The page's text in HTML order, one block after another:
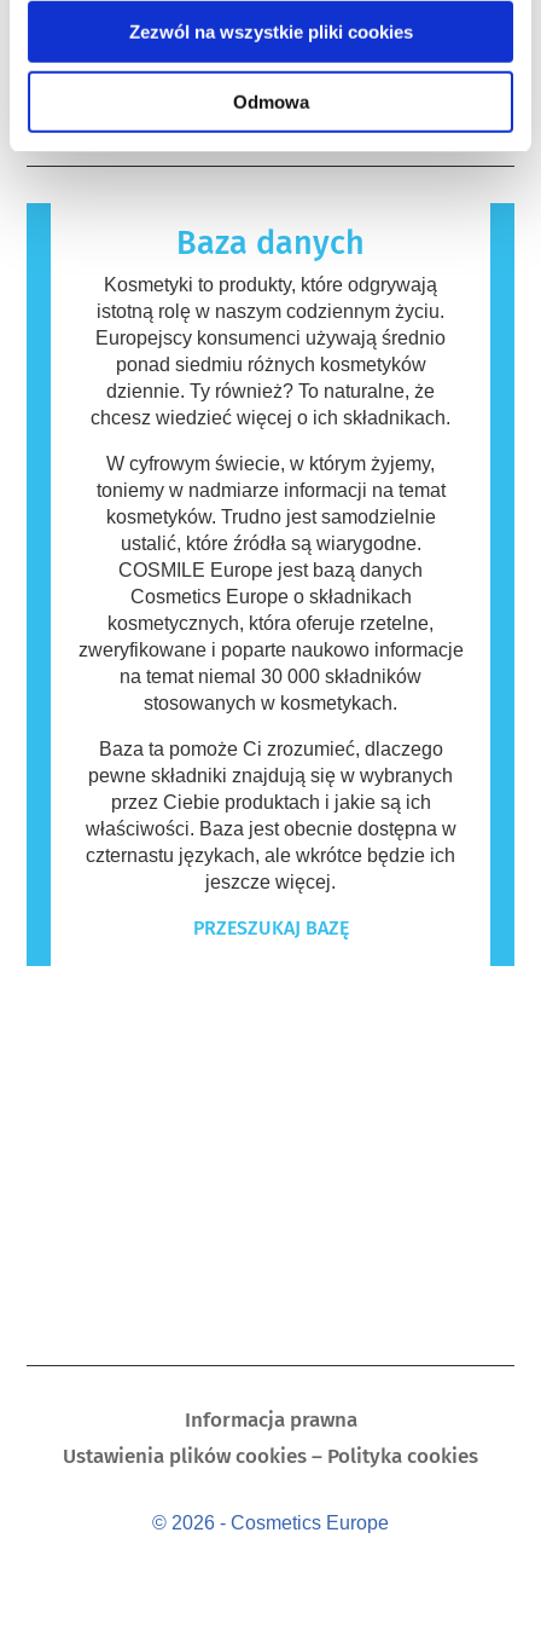
Zezwól na wszystkie pliki cookies
Odmowa
powodujące zaburzenia układu hormonalnego.
Rygorystyczne oceny bezpieczeństwa
produktów przeprowadzane przez
których przeprowadzenia firmy są prawnie
funkcjonowania układu hormonalnego.
testowania na zwierzętach w celu oceny
bezpieczeństwa składników i produktów
syntetycznych, może potencjalnie wywoływać
reakcję alergiczną. Występuje ona, kiedy
układ odpornościowy danej osoby zareaguje
nieszkodliwe. Substancja, która powoduje
mogą zawierać składniki, które dla niektórych
osób mogą okazać się alergizujące. Nie
oznacza to jednak, że produkt nie jest
bezpieczny dla innych.
Baza danych
Kosmetyki to produkty, które odgrywają
istotną rolę w naszym codziennym życiu.
Europejscy konsumenci używają średnio
ponad siedmiu różnych kosmetyków
dziennie. Ty również? To naturalne, że
chcesz wiedzieć więcej o ich składnikach.
W cyfrowym świecie, w którym żyjemy,
toniemy w nadmiarze informacji na temat
kosmetyków. Trudno jest samodzielnie
ustalić, które źródła są wiarygodne.
COSMILE Europe jest bazą danych
Cosmetics Europe o składnikach
kosmetycznych, która oferuje rzetelne,
zweryfikowane i poparte naukowo informacje
na temat niemal 30 000 składników
stosowanych w kosmetykach.
Baza ta pomoże Ci zrozumieć, dlaczego
pewne składniki znajdują się w wybranych
przez Ciebie produktach i jakie są ich
właściwości. Baza jest obecnie dostępna w
czternastu językach, ale wkrótce będzie ich
jeszcze więcej.
PRZESZUKAJ BAZĘ
Informacja prawna
Ustawienia plików cookies – Polityka cookies
© 2026 - Cosmetics Europe